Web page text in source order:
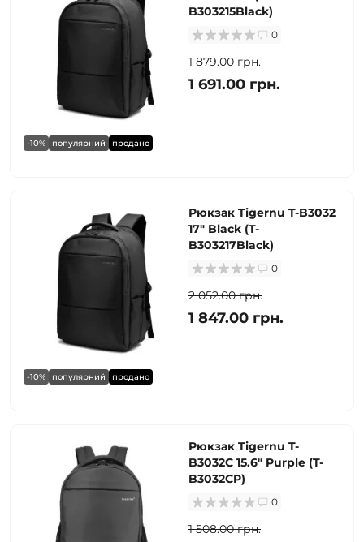
-10% популярний продано
B303215Black)
0
1 879.00 грн.
1 691.00 грн.
-10% популярний продано
Рюкзак Tigernu T-B3032
17" Black (T-
B303217Black)
0
2 052.00 грн.
1 847.00 грн.
Рюкзак Tigernu T-
B3032C 15.6" Purple (T-
B3032CP)
0
1 508.00 грн.